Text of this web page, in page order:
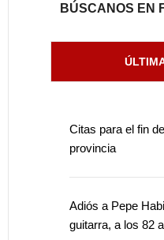
BÚSCANOS EN
Citas para el fin
provincia
Adiós a Pepe
guitarra, a los 82